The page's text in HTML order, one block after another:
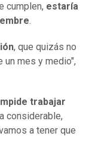
cumplen, estaría
.
, que quizás no
un mes y medio",
trabajar
considerable,
a tener que